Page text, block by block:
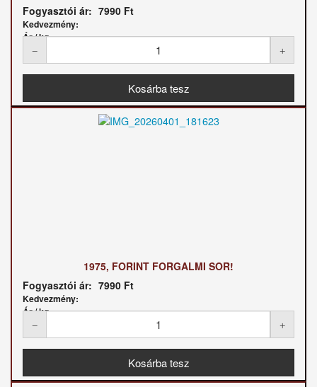
Fogyasztói ár: 7990 Ft
Kedvezmény:
Ár / kg:
1975, FORINT FORGALMI SOR!
Fogyasztói ár: 7990 Ft
Kedvezmény:
Ár / kg: